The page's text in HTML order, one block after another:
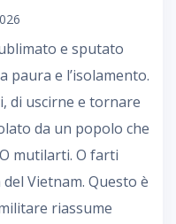
e sputato
paura e l’isolamento.
di uscirne e tornare
da un popolo che
mutilarti. O farti
Vietnam. Questo è
riassume